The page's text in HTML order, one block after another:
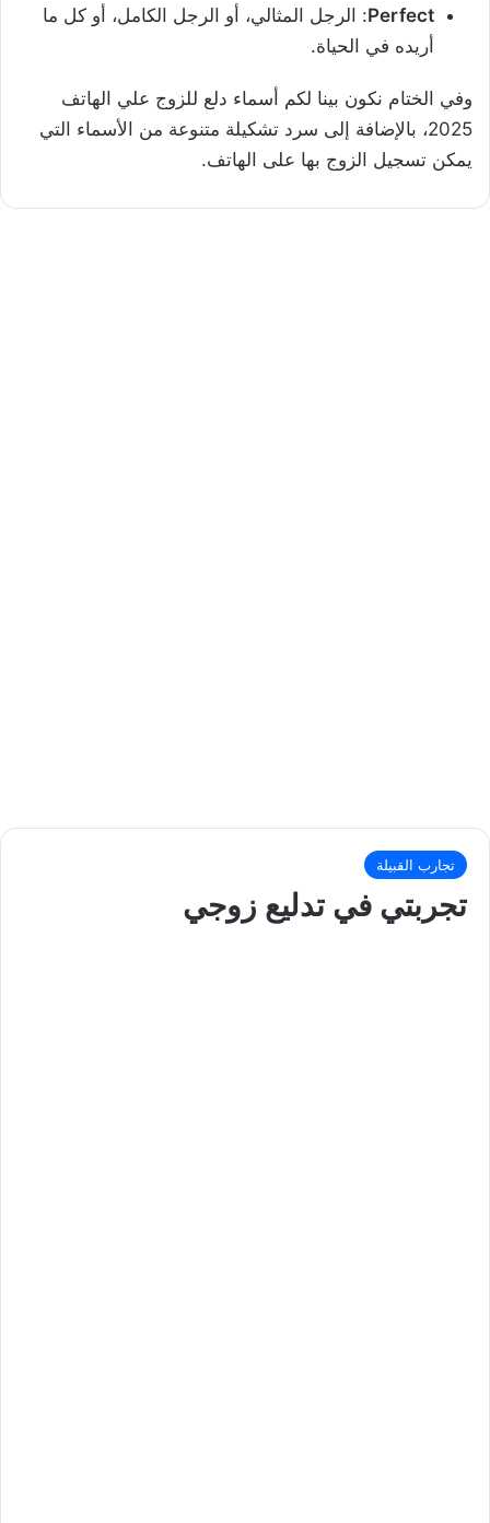
Perfect: الرجل المثالي، أو الرجل الكامل، أو كل ما
أريده في الحياة.
وفي الختام نكون بينا لكم أسماء دلع للزوج علي الهاتف
2025، بالإضافة إلى سرد تشكيلة متنوعة من الأسماء التي
يمكن تسجيل الزوج بها على الهاتف.